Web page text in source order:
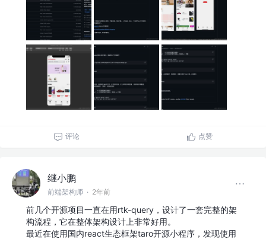
评论 点赞
继小鹏
前端架构师 · 2年前
前几个开源项目一直在用rtk-query，设计了一套完整的架
构流程，它在整体架构设计上非常好用。
最近在使用国内react生态框架taro开源小程序，发现使用